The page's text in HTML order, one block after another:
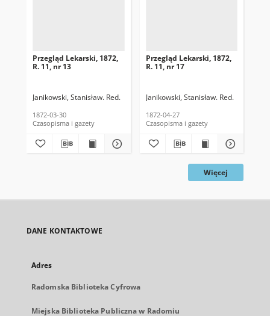
Przegląd Lekarski, 1872,
R. 11, nr 13
Janikowski, Stanisław. Red.
1872-03-30
Czasopisma i gazety
Przegląd Lekarski, 1872,
R. 11, nr 17
Janikowski, Stanisław. Red.
1872-04-27
Czasopisma i gazety
Więcej
DANE KONTAKTOWE
Adres
Radomska Biblioteka Cyfrowa
Miejska Biblioteka Publiczna w Radomiu